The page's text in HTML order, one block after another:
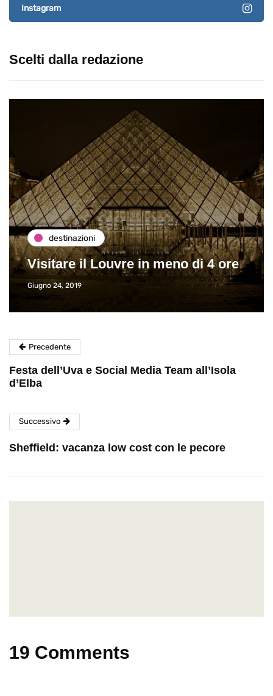
Instagram
Scelti dalla redazione
destinazioni
Visitare il Louvre in meno di 4 ore
Giugno 24, 2019
Precedente
Festa dell’Uva e Social Media Team all’Isola
d’Elba
Successivo
Sheffield: vacanza low cost con le pecore
19 Comments